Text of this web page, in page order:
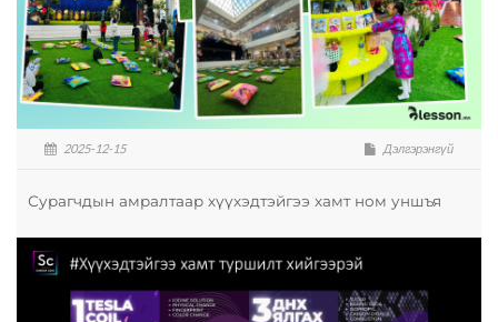
2025-12-15 Дэлгэрэнгүй
Сурагчдын амралтаар хүүхэдтэйгээ хамт ном уншъя